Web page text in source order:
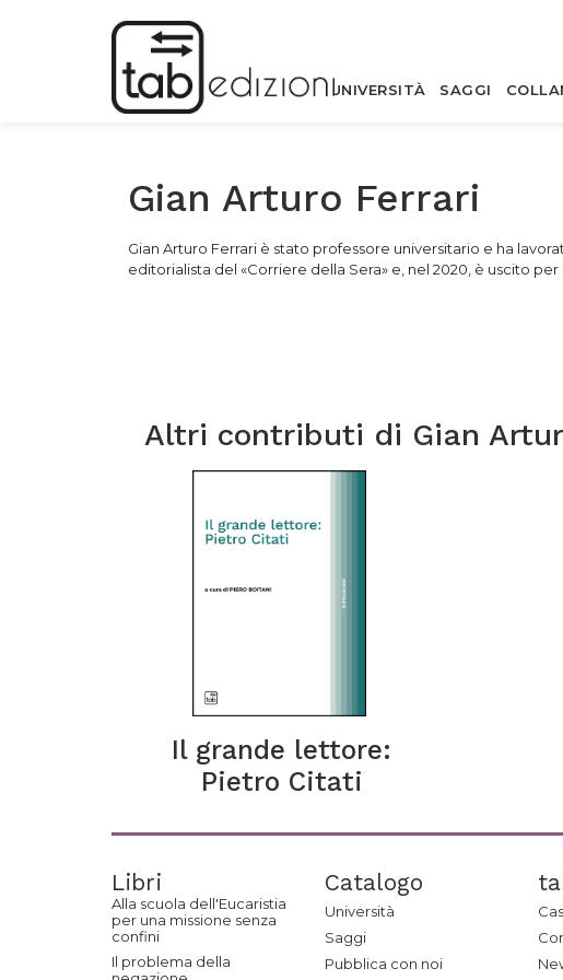
UNIVERSITÀ SAGGI
Gian Arturo Ferrari
Gian Arturo Ferrari è stato professore universitario e ha
editorialista del «Corriere della Sera» e, nel 2020, è uscito
Altri contributi di Gian
Il grande lettore:
Pietro Citati
Libri
Alla scuola dell'Eucaristia
per una missione senza
confini
Il problema della
Catalogo
Università
Saggi
Pubblica con noi